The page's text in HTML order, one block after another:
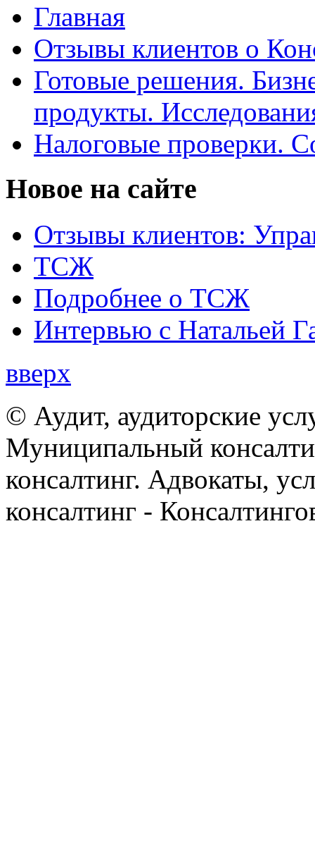
Главная
Отзывы клиентов о
Готовые решения.
продукты.
Налоговые проверки.
Новое на сайте
Отзывы клиентов:
ТСЖ
Подробнее о ТСЖ
Интервью с Натальей
вверх
© Аудит, аудиторские
Муниципальный
консалтинг. Адвокаты,
консалтинг -